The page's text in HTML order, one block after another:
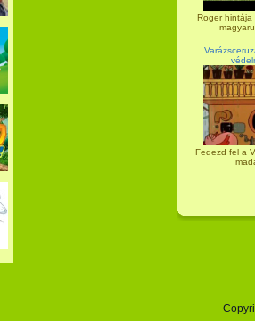
Roger hintája
Fedezd fel a